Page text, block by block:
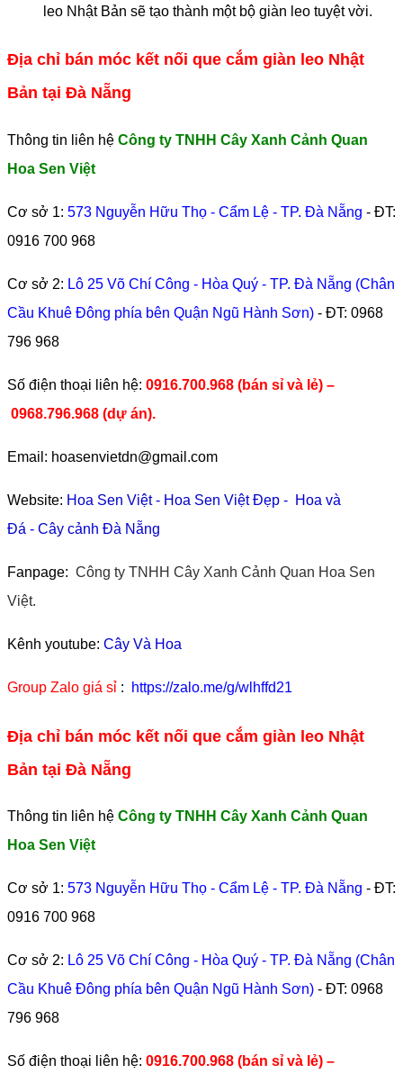
leo Nhật Bản sẽ tạo thành một bộ giàn leo tuyệt vời.
Địa chỉ bán móc kết nối que cắm giàn leo Nhật
Bản tại Đà Nẵng
Thông tin liên hệ Công ty TNHH Cây Xanh Cảnh Quan
Hoa Sen Việt
Cơ sở 1: 573 Nguyễn Hữu Thọ - Cẩm Lệ - TP. Đà Nẵng - ĐT:
0916 700 968
Cơ sở 2: Lô 25 Võ Chí Công - Hòa Quý - TP. Đà Nẵng (Chân
Cầu Khuê Đông phía bên Quận Ngũ Hành Sơn) - ĐT: 0968
796 968
​Số điện thoại liên hệ: 0916.700.968 (bán sỉ và lẻ) –
0968.796.968 (dự án).
Email: hoasenvietdn@gmail.com
Website: Hoa Sen Việt- Hoa Sen Việt Đẹp - Hoa và
Đá - Cây cảnh Đà Nẵng
Fanpage: Công ty TNHH Cây Xanh Cảnh Quan Hoa Sen
Việt.
Kênh youtube: Cây Và Hoa
Group Zalo giá sỉ : https://zalo.me/g/wlhffd21
Địa chỉ bán móc kết nối que cắm giàn leo Nhật
Bản tại Đà Nẵng
Thông tin liên hệ Công ty TNHH Cây Xanh Cảnh Quan
Hoa Sen Việt
Cơ sở 1: 573 Nguyễn Hữu Thọ - Cẩm Lệ - TP. Đà Nẵng - ĐT:
0916 700 968
Cơ sở 2: Lô 25 Võ Chí Công - Hòa Quý - TP. Đà Nẵng (Chân
Cầu Khuê Đông phía bên Quận Ngũ Hành Sơn) - ĐT: 0968
796 968
​Số điện thoại liên hệ: 0916.700.968 (bán sỉ và lẻ) –